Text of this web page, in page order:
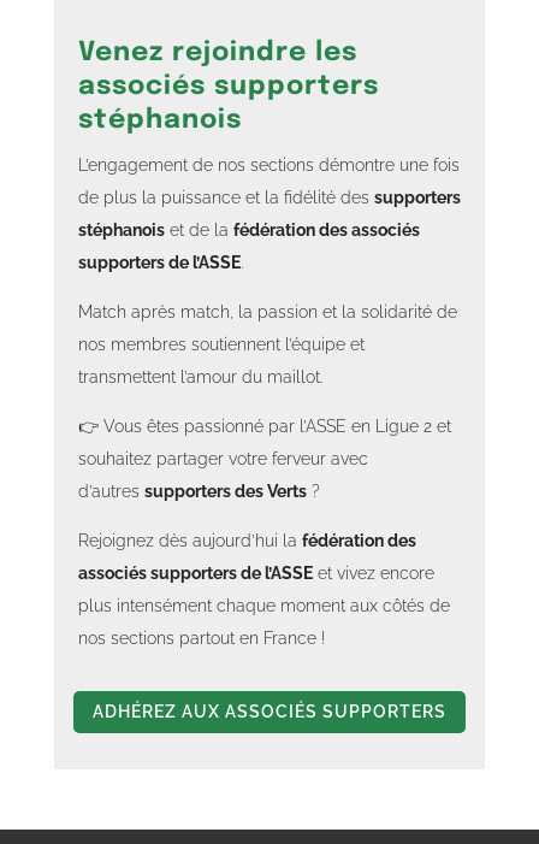
Venez rejoindre les
associés supporters
stéphanois
L’engagement de nos sections démontre une fois
de plus la puissance et la fidélité des supporters
stéphanois et de la fédération des associés
supporters de l’ASSE.
Match après match, la passion et la solidarité de
nos membres soutiennent l’équipe et
transmettent l’amour du maillot.
👉 Vous êtes passionné par l’ASSE en Ligue 2 et
souhaitez partager votre ferveur avec
d’autres supporters des Verts ?
Rejoignez dès aujourd’hui la fédération des
associés supporters de l’ASSE et vivez encore
plus intensément chaque moment aux côtés de
nos sections partout en France !
ADHÉREZ AUX ASSOCIÉS SUPPORTERS